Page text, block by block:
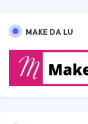
MAKE DA LU